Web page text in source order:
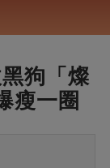
狗「燦
一圈